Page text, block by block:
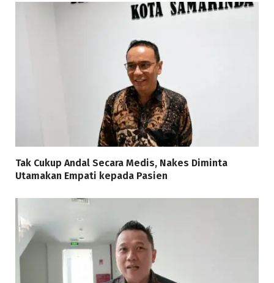
Tak Cukup Andal Secara Medis, Nakes Diminta
Utamakan Empati kepada Pasien